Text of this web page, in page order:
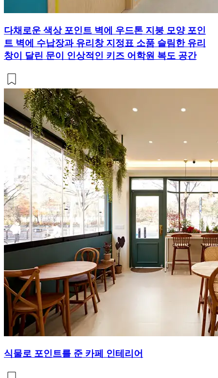
다채로운 색상 포인트 벽에 우드톤 지붕 모양 포인
트 벽에 수납장과 유리창 지정표 소품 슬림한 유리
창이 달린 문이 인상적인 키즈 어학원 복도 공간
식물로 포인트를 준 카페 인테리어